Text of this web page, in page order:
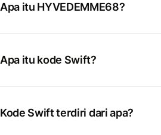
Apa itu HYVEDEMME68?
Apa itu kode Swift?
Kode Swift terdiri dari apa?